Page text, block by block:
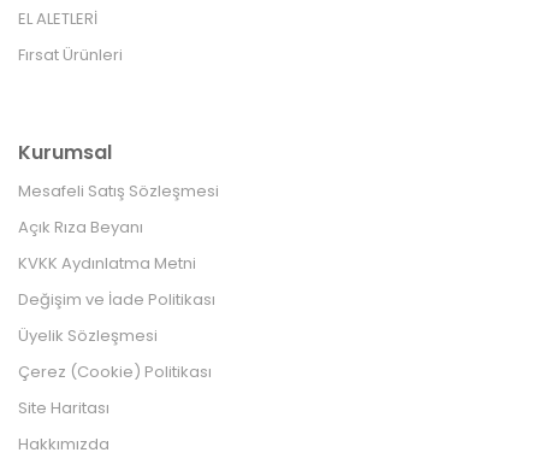
EL ALETLERİ
Fırsat Ürünleri
Kurumsal
Mesafeli Satış Sözleşmesi
Açık Rıza Beyanı
KVKK Aydınlatma Metni
Değişim ve İade Politikası
Üyelik Sözleşmesi
Çerez (Cookie) Politikası
Site Haritası
Hakkımızda